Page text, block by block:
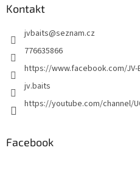
Kontakt
jvbaits@seznam.cz
776635866
https://www.facebook.com/JV-
jv.baits
https://youtube.com/channel/
Facebook